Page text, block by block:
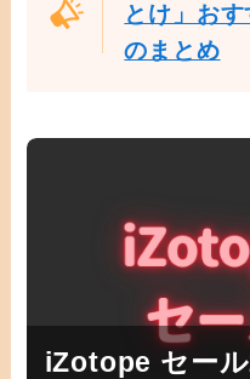
とけ」お
のまとめ
iZotope セー